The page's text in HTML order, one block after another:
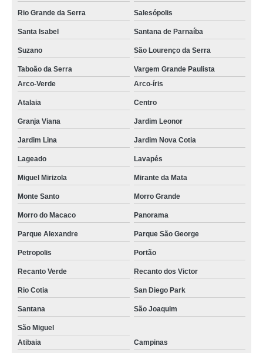
Rio Grande da Serra Salesópolis
Santa Isabel Santana de Parnaíba
Suzano São Lourenço da Serra
Taboão da Serra
Vargem Grande Paulista
Arco-Verde
Arco-íris
Atalaia Centro
Granja Viana Jardim Leonor
Jardim Lina Jardim Nova Cotia
Lageado Lavapés
Miguel Mirizola Mirante da Mata
Monte Santo Morro Grande
Morro do Macaco Panorama
Parque Alexandre Parque São George
Petropolis Portão
Recanto Verde Recanto dos Victor
Rio Cotia San Diego Park
Santana São Joaquim
São Miguel
Atibaia
Campinas